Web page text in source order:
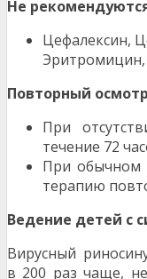
Не
Цефалексин,
Повторный осмотр
При
течение 72
При обычном
терапию
Ведение детей с
Вирусный
в 200 раз чаще,